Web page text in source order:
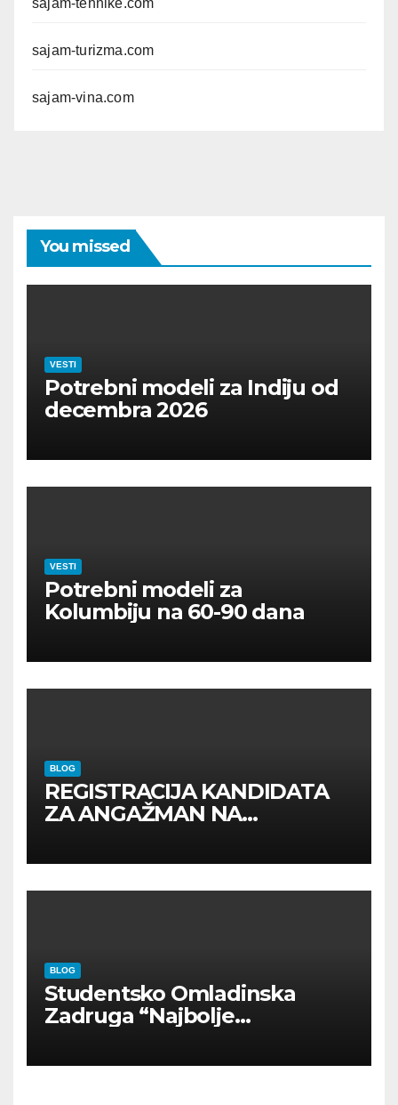
sajam-tehnike.com
sajam-turizma.com
sajam-vina.com
You missed
VESTI
Potrebni modeli za Indiju od
decembra 2026
VESTI
Potrebni modeli za
Kolumbiju na 60-90 dana
BLOG
REGISTRACIJA KANDIDATA
ZA ANGAŽMAN NA
BLOG
Studentsko Omladinska
Zadruga “Najbolje